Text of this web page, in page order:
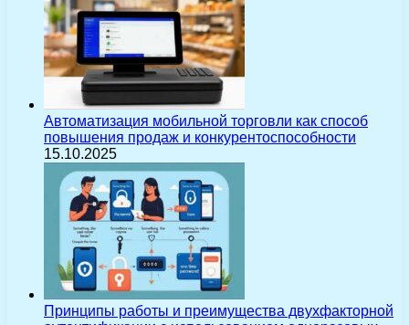
Автоматизация мобильной торговли как способ
повышения продаж и конкурентоспособности
15.10.2025
Принципы работы и преимущества двухфакторной